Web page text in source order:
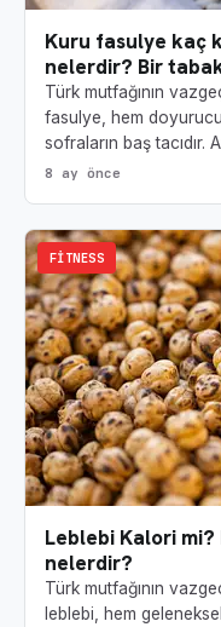
Kuru fasulye kaç
nelerdir? Bir
Türk mutfağının
fasulye, hem
sofraların baş tacıdır.
8 ay önce
FITNESS
Leblebi Kalori
nelerdir?
Türk mutfağının
leblebi, hem